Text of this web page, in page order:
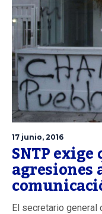
17 junio, 2016
SNTP
agresiones
El secretario general